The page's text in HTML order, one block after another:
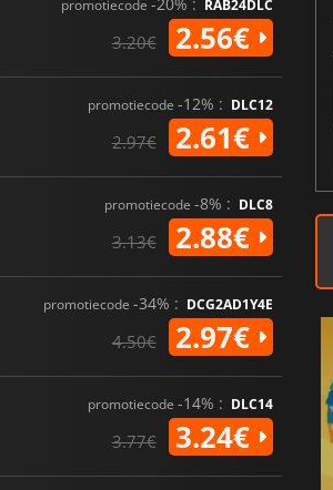
promotiecode RAB24DLC
3.20€ 2.56€
promotiecode -12% : DLC12
2.97€ 2.61€
promotiecode -8% : DLC8
3.13€ 2.88€
promotiecode -34% : DCG2AD1Y4E
4.50€ 2.97€
promotiecode -14% : DLC14
3.77€ 3.24€